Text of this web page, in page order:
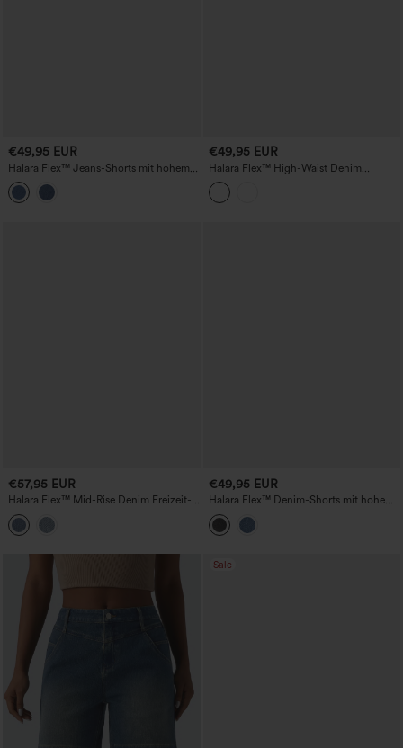
€49,95 EUR
Halara Flex™ Jeans-Shorts mit hohem
Bund, aufgerolltem Saum, lässigem
Baggy-Schnitt und Taschen
€49,95 EUR
Halara Flex™ High-Waist Denim
Casual-Shorts 3'' mit Taschen
€57,95 EUR
Halara Flex™ Mid-Rise Denim Freizeit-
Shorts, 3'' mit Taschen
€49,95 EUR
Halara Flex™ Denim-Shorts mit hohem
Bund und Taschen, 7''
Sale